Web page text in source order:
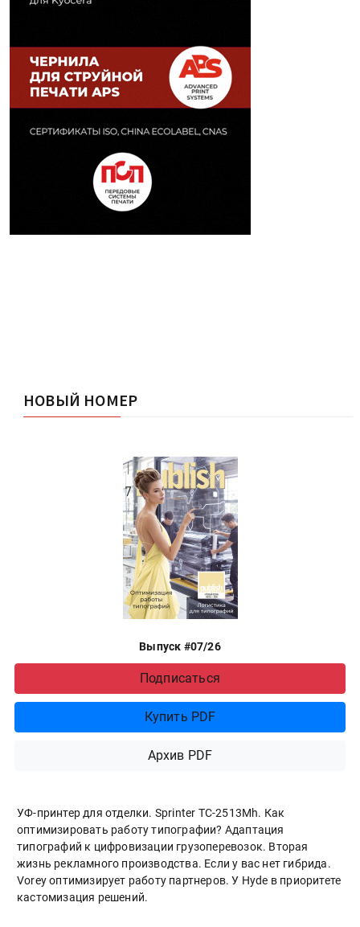
НОВЫЙ НОМЕР
Выпуск #07/26
Подписаться
Купить PDF
Архив PDF
УФ-принтер для отделки. Sprinter ТС-2513Mh. Как
оптимизировать работу типографии? Адаптация
типографий к цифровизации грузоперевозок. Вторая
жизнь рекламного производства. Если у вас нет гибрида.
Vorey оптимизирует работу партнеров. У Hyde в приоритете
кастомизация решений.